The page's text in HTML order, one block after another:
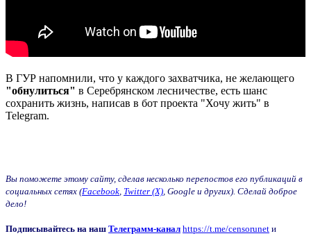
В ГУР напомнили, что у каждого захватчика, не желающего
"обнулиться" в Серебрянском лесничестве, есть шанс
сохранить жизнь, написав в бот проекта "Хочу жить" в
Telegram.
Вы поможете этому сайту, сделав несколько перепостов его публикаций в
социальных сетях (Facebook Twitter (X) , Google и других). Сделай доброе
дело!
Подписывайтесь на наш Телеграмм-канал https://t.me/censorunet и